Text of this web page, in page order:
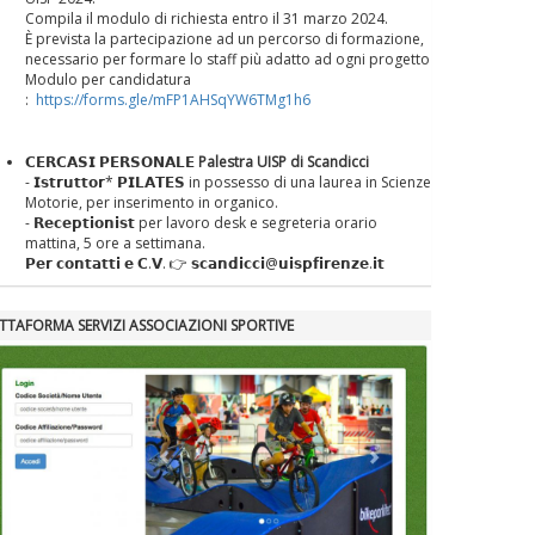
Compila il modulo di richiesta entro il 31 marzo 2024.
È prevista la partecipazione ad un percorso di formazione,
necessario per formare lo staff più adatto ad ogni progetto
Modulo per candidatura
: https://forms.gle/mFP1AHSqYW6TMg1h6
𝗖𝗘𝗥𝗖𝗔𝗦𝗜 𝗣𝗘𝗥𝗦𝗢𝗡𝗔𝗟𝗘 Palestra UISP di Scandicci
- 𝗜𝘀𝘁𝗿𝘂𝘁𝘁𝗼𝗿* 𝗣𝗜𝗟𝗔𝗧𝗘𝗦 in possesso di una laurea in Scienze
Motorie, per inserimento in organico.
- 𝗥𝗲𝗰𝗲𝗽𝘁𝗶𝗼𝗻𝗶𝘀𝘁 per lavoro desk e segreteria orario
mattina, 5 ore a settimana.
𝗣𝗲𝗿 𝗰𝗼𝗻𝘁𝗮𝘁𝘁𝗶 𝗲 𝗖.𝗩. 👉 𝘀𝗰𝗮𝗻𝗱𝗶𝗰𝗰𝗶@𝘂𝗶𝘀𝗽𝗳𝗶𝗿𝗲𝗻𝘇𝗲.𝗶𝘁
SERVIZI ASSOCIAZIONI SPORTIVE